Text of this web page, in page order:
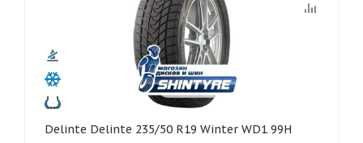
Delinte Delinte 235/50 R19 Winter WD1 99H